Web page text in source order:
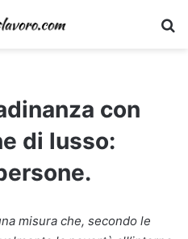
con
di lusso:
misura che, secondo le